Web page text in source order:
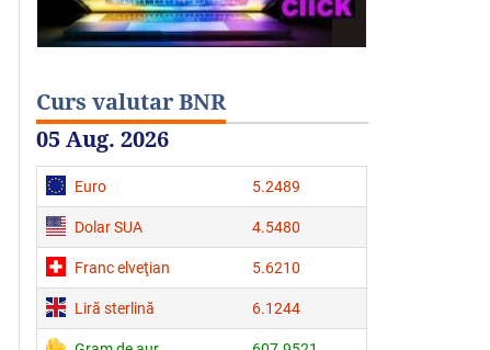
Curs valutar BNR
05 Aug. 2026
Euro 5.2489
Dolar SUA 4.5480
Franc elveţian 5.6210
Liră sterlină 6.1244